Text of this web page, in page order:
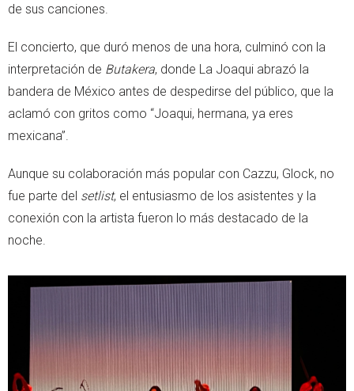
de sus canciones.
El concierto, que duró menos de una hora, culminó con la
interpretación de Butakera, donde La Joaqui abrazó la
bandera de México antes de despedirse del público, que la
aclamó con gritos como “Joaqui, hermana, ya eres
mexicana”.
Aunque su colaboración más popular con Cazzu, Glock, no
fue parte del setlist, el entusiasmo de los asistentes y la
conexión con la artista fueron lo más destacado de la
noche.